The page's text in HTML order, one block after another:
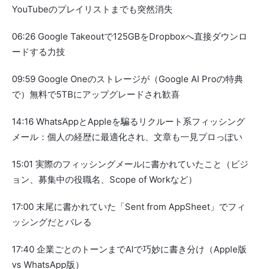
YouTubeのプレイリストまでも突然消失
06:26 Google Takeoutで125GBをDropboxへ直接ダウンロ
ードする力技
09:59 Google Oneのストレージが（Google AI Proの特典
で）無料で5TBにアップグレードされ歓喜
14:16 WhatsAppとAppleを騙るリクルート系フィッシング
メール：個人の経歴に最適化され、文章も一見プロっぽい
15:01 実際のフィッシングメールに書かれていたこと（ビジ
ョン、募集中の役職名、Scope of Workなど）
17:00 末尾に書かれていた「Sent from AppSheet」でフィ
ッシングだとバレる
17:40 企業ごとのトーンまでAIで巧妙に書き分け（Apple版
vs WhatsApp版）